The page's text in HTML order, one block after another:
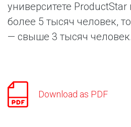
университете
более 5 тысяч человек,
— свыше 3 тысяч человек.
Download as PDF